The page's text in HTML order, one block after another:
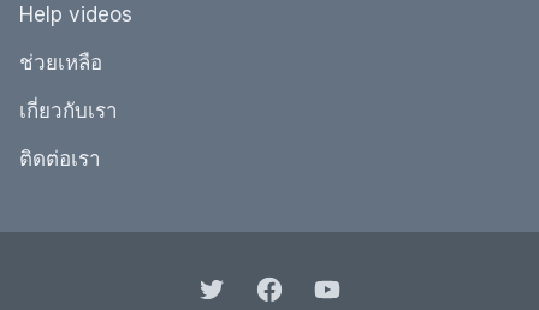
Help videos
ช่วยเหลือ
เกี่ยวกับเรา
ติดต่อเรา